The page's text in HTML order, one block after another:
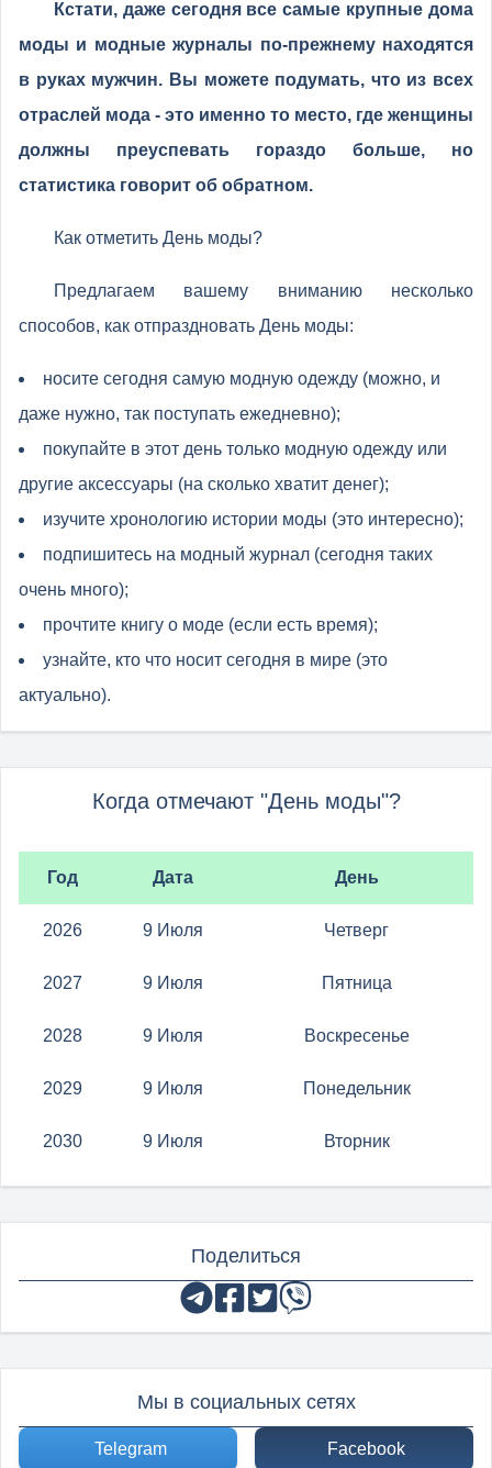
Кстати, даже сегодня все самые крупные дома
моды и модные журналы по-прежнему находятся
в руках мужчин. Вы можете подумать, что из всех
отраслей мода - это именно то место, где женщины
должны преуспевать гораздо больше, но
статистика говорит об обратном.
Как отметить День моды?
Предлагаем вашему вниманию несколько
способов, как отпраздновать День моды:
носите сегодня самую модную одежду (можно, и
даже нужно, так поступать ежедневно);
покупайте в этот день только модную одежду или
другие аксессуары (на сколько хватит денег);
изучите хронологию истории моды (это интересно);
подпишитесь на модный журнал (сегодня таких
очень много);
прочтите книгу о моде (если есть время);
узнайте, кто что носит сегодня в мире (это
актуально).
Когда отмечают "День моды"?
Год Дата День
2026 9 Июля Четверг
2027 9 Июля Пятница
2028 9 Июля Воскресенье
2029 9 Июля Понедельник
2030 9 Июля Вторник
Поделиться
Мы в социальных сетях
Telegram Facebook